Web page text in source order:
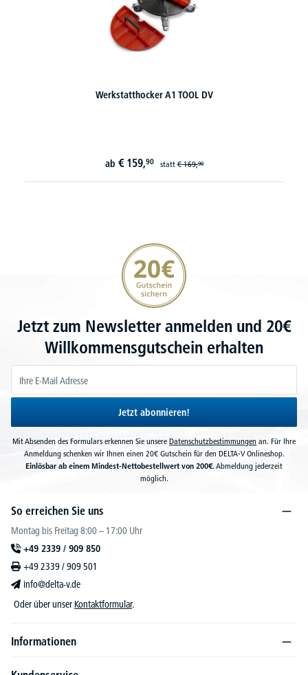
Werkstatthocker A1 TOOL DV
ab € 159,90 statt€ 169,90
20€ Gutschein sichern
Jetzt zum Newsletter anmelden und 20€
Willkommensgutschein erhalten
Jetzt abonnieren!
Mit Absenden des Formulars erkennen Sie unsere Datenschutzbestimmungen an. Für Ihre
Anmeldung schenken wir Ihnen einen 20€ Gutschein für den DELTA-V Onlineshop.
Einlösbar ab einem Mindest-Nettobestellwert von 200€.Abmeldung jederzeit
möglich.
So erreichen Sie uns
Montag bis Freitag 8:00 – 17:00 Uhr
+49 2339 / 909 850
+49 2339 / 909 501
info@delta-v.de
Oder über unser Kontaktformular.
Informationen